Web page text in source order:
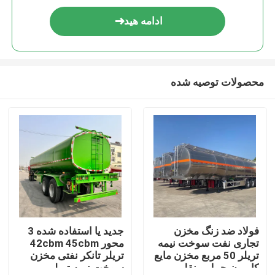
ادامه هید
محصولات توصیه شده
فولاد ضد زنگ مخزن
تجاری نفت سوخت نیمه
تریلر 50 مربع مخزن مایع
کامیون حمل و نقل
جدید یا استفاده شده 3
محور 42cbm 45cbm
تریلر تانکر نفتی مخزن
سوخت نیمه تریلر